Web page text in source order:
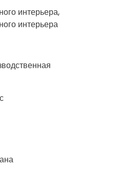
интерьера,
интерьера